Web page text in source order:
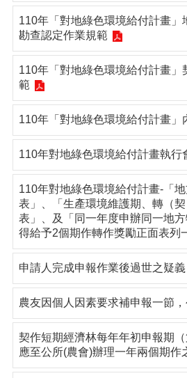
110年「對地綠色環境給付計畫」
勘查認定作業規範
110年「對地綠色環境給付計畫」
範
110年「對地綠色環境給付計畫」
110年對地綠色環境給付計畫執行
110年對地綠色環境給付計畫-「
表」、「生產環境維護期、轉（
表」、及「同一年度申辦同一地
得給予2個期作轉作獎勵正面表列
申請人完成申報作業後過世之疑義
農友因個人因素要求補申報一節
契作短期經濟林每年年初申報期
應至公所(農會)辦理一年兩個期作